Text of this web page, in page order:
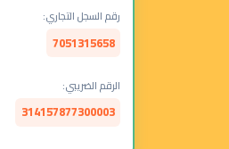
رقم السجل التجاري:
7051315658
الرقم الضريبي:
314157877300003